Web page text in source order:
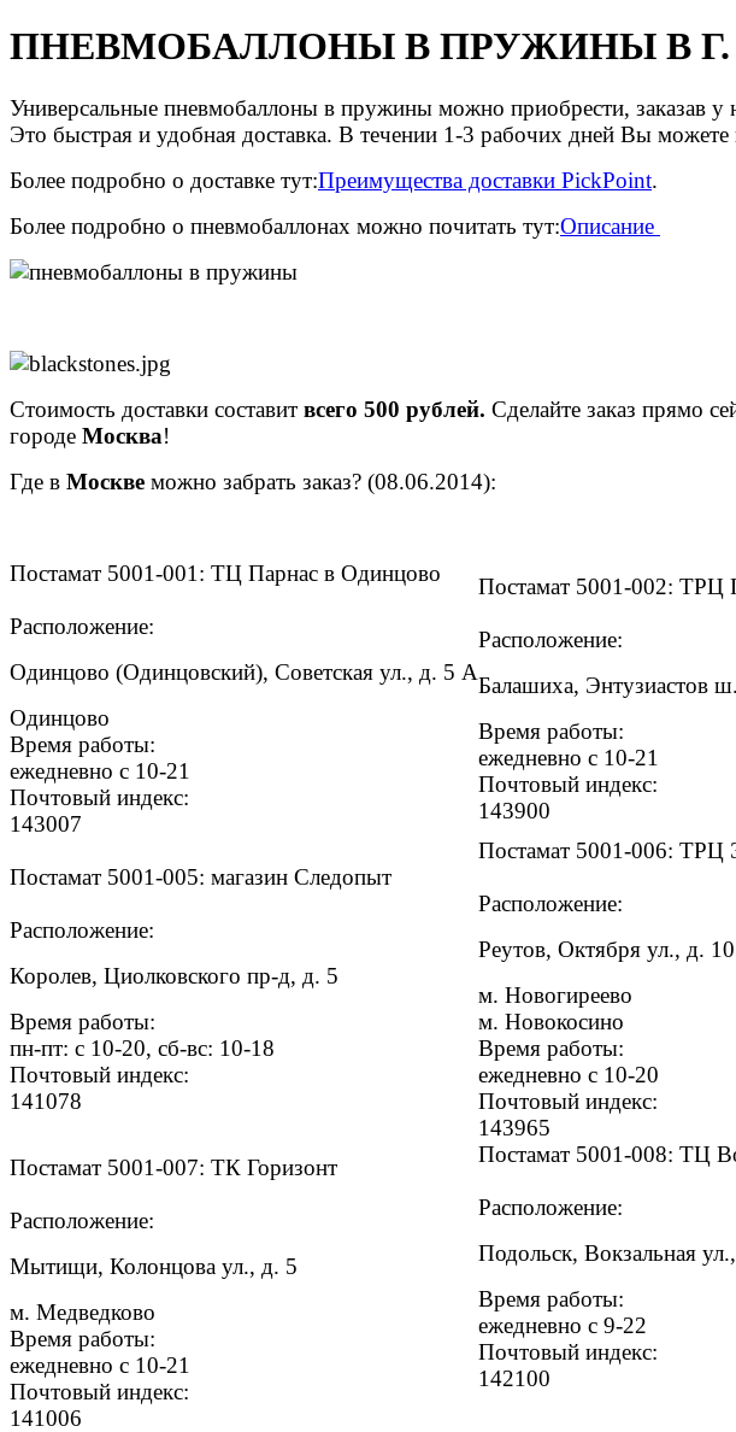
ПНЕВМОБАЛЛОНЫ В ПРУЖИНЫ В Г.
Универсальные пневмобаллоны в пружины можно приобрести, заказав
Это быстрая и удобная доставка. В течении 1-3 рабочих дней Вы
Более подробно о доставке тут:Преимущества доставки PickPoint.
Более подробно о пневмобаллонах можно почитать тут:Описание
Стоимость доставки составит всего 500 рублей. Сделайте заказ прямо
городе Москва!
Где в Москве можно забрать заказ? (08.06.2014):
Постамат 5001-001: ТЦ Парнас в Одинцово
Расположение:
Одинцово (Одинцовский), Советская ул., д. 5 А
Одинцово
Время работы:
ежедневно с 10-21
Почтовый индекс:
143007
Постамат 5001-002: ТРЦ
Расположение:
Балашиха, Энтузиастов
Время работы:
ежедневно с 10-21
Почтовый индекс:
143900
Постамат 5001-005: магазин Следопыт
Расположение:
Королев, Циолковского пр-д, д. 5
Время работы:
пн-пт: с 10-20, сб-вс: 10-18
Почтовый индекс:
141078
Постамат 5001-006: ТРЦ
Расположение:
Реутов, Октября ул., д. 10
м. Новогиреево
м. Новокосино
Время работы:
ежедневно с 10-20
Почтовый индекс:
143965
Постамат 5001-007: ТК Горизонт
Расположение:
Мытищи, Колонцова ул., д. 5
м. Медведково
Время работы:
ежедневно с 10-21
Почтовый индекс:
141006
Постамат 5001-008: ТЦ
Расположение:
Подольск, Вокзальная
Время работы:
ежедневно с 9-22
Почтовый индекс:
142100